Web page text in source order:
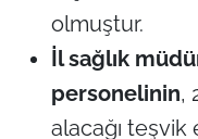
olmuştur.
İl sağlık
personelinin,
alacağı teşvik